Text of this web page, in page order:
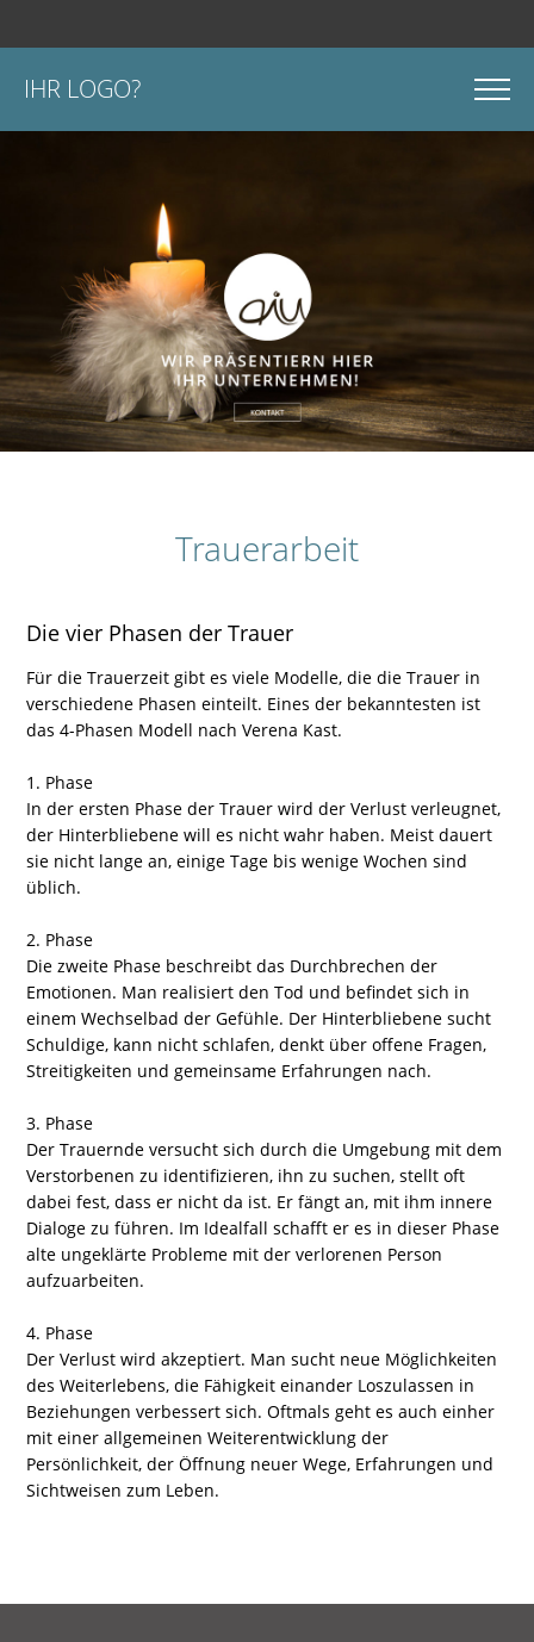
IHR LOGO?
Trauerarbeit
Die vier Phasen der Trauer
Für die Trauerzeit gibt es viele Modelle, die die Trauer in
verschiedene Phasen einteilt. Eines der bekanntesten ist
das 4-Phasen Modell nach Verena Kast.
1. Phase
In der ersten Phase der Trauer wird der Verlust verleugnet,
der Hinterbliebene will es nicht wahr haben. Meist dauert
sie nicht lange an, einige Tage bis wenige Wochen sind
üblich.
2. Phase
Die zweite Phase beschreibt das Durchbrechen der
Emotionen. Man realisiert den Tod und befindet sich in
einem Wechselbad der Gefühle. Der Hinterbliebene sucht
Schuldige, kann nicht schlafen, denkt über offene Fragen,
Streitigkeiten und gemeinsame Erfahrungen nach.
3. Phase
Der Trauernde versucht sich durch die Umgebung mit dem
Verstorbenen zu identifizieren, ihn zu suchen, stellt oft
dabei fest, dass er nicht da ist. Er fängt an, mit ihm innere
Dialoge zu führen. Im Idealfall schafft er es in dieser Phase
alte ungeklärte Probleme mit der verlorenen Person
aufzuarbeiten.
4. Phase
Der Verlust wird akzeptiert. Man sucht neue Möglichkeiten
des Weiterlebens, die Fähigkeit einander Loszulassen in
Beziehungen verbessert sich. Oftmals geht es auch einher
mit einer allgemeinen Weiterentwicklung der
Persönlichkeit, der Öffnung neuer Wege, Erfahrungen und
Sichtweisen zum Leben.